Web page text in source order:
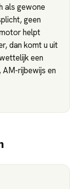
als gewone
geen
helpt
dan komt u uit
een
rijbewijs en